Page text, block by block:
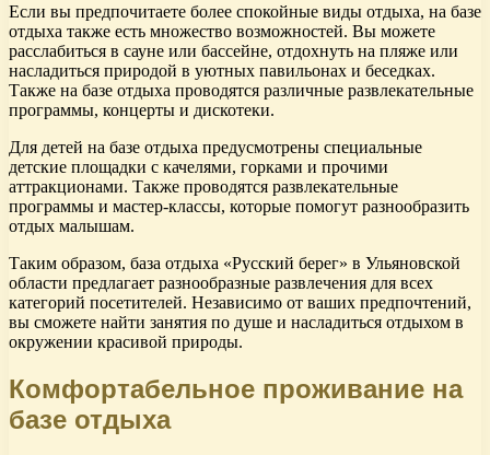
Если вы предпочитаете более спокойные виды отдыха, на базе
отдыха также есть множество возможностей. Вы можете
расслабиться в сауне или бассейне, отдохнуть на пляже или
насладиться природой в уютных павильонах и беседках.
Также на базе отдыха проводятся различные развлекательные
программы, концерты и дискотеки.
Для детей на базе отдыха предусмотрены специальные
детские площадки с качелями, горками и прочими
аттракционами. Также проводятся развлекательные
программы и мастер-классы, которые помогут разнообразить
отдых малышам.
Таким образом, база отдыха «Русский берег» в Ульяновской
области предлагает разнообразные развлечения для всех
категорий посетителей. Независимо от ваших предпочтений,
вы сможете найти занятия по душе и насладиться отдыхом в
окружении красивой природы.
Комфортабельное проживание на
базе отдыха